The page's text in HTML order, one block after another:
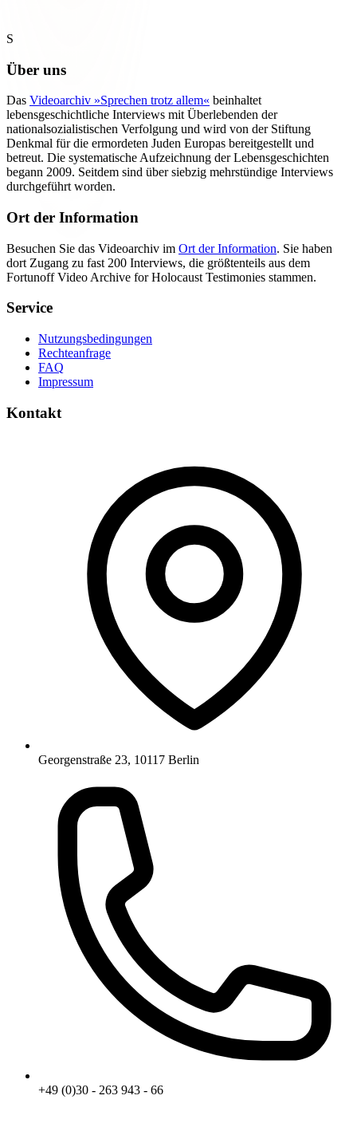
S
Über uns
Das Videoarchiv »Sprechen trotz allem« beinhaltet
lebensgeschichtliche Interviews mit Überlebenden der
nationalsozialistischen Verfolgung und wird von der Stiftung
Denkmal für die ermordeten Juden Europas bereitgestellt und
betreut. Die systematische Aufzeichnung der Lebensgeschichten
begann 2009. Seitdem sind über siebzig mehrstündige Interviews
durchgeführt worden.
Ort der Information
Besuchen Sie das Videoarchiv im Ort der Information. Sie haben
dort Zugang zu fast 200 Interviews, die größtenteils aus dem
Fortunoff Video Archive for Holocaust Testimonies stammen.
Service
Nutzungsbedingungen
Rechteanfrage
FAQ
Impressum
Kontakt
Georgenstraße 23, 10117 Berlin
+49 (0)30 - 263 943 - 66